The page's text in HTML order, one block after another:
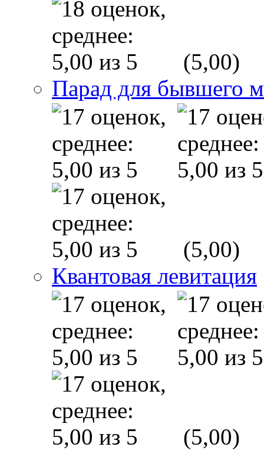
(5,00)
Парад для бывшего
(5,00)
Квантовая левитация
(5,00)